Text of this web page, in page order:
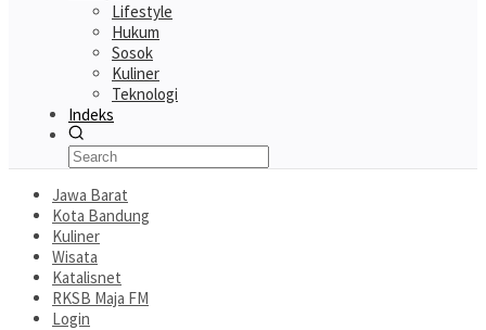
Lifestyle
Hukum
Sosok
Kuliner
Teknologi
Indeks
Jawa Barat
Kota Bandung
Kuliner
Wisata
Katalisnet
RKSB Maja FM
Login